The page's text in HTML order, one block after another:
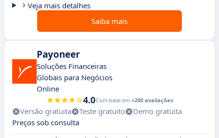
Veja mais detalhes
Saiba mais
Payoneer
Soluções Financeiras
Globais para Negócios
Online
4.0Com base em +200 avaliações
Versão gratuita Teste gratuito
Demo gratuita
Preços sob consulta